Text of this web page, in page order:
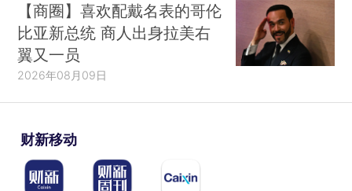
【商圈】喜欢配戴名表的哥伦
比亚新总统 商人出身拉美右
翼又一员
2026年08月09日
财新移动